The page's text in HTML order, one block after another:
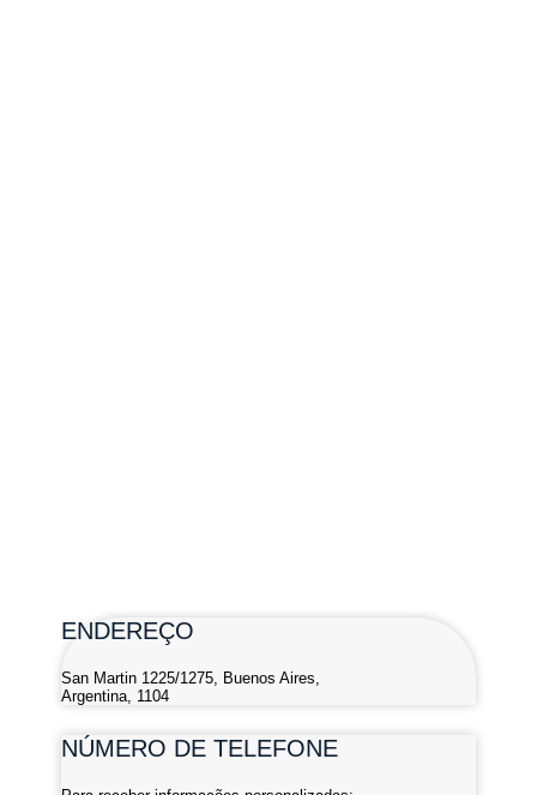
ENDEREÇO
San Martin 1225/1275, Buenos Aires,
Argentina, 1104
NÚMERO DE TELEFONE